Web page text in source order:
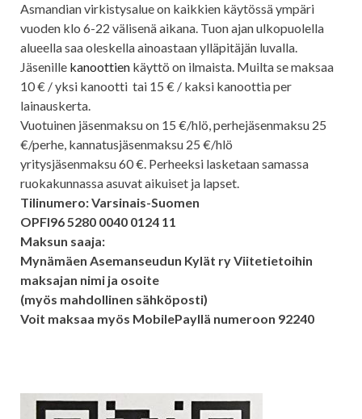
Asmandian virkistysalue on kaikkien käytössä ympäri
vuoden klo 6-22 välisenä aikana. Tuon ajan ulkopuolella
alueella saa oleskella ainoastaan ylläpitäjän luvalla.
Jäsenille kanoottien käyttö on ilmaista. Muilta se maksaa
10 € / yksi kanootti tai 15 € / kaksi kanoottia per
lainauskerta.
Vuotuinen jäsenmaksu on 15 €/hlö, perhejäsenmaksu 25
€/perhe, kannatusjäsenmaksu 25 €/hlö
yritysjäsenmaksu 60 €. Perheeksi lasketaan samassa
ruokakunnassa asuvat aikuiset ja lapset.
Tilinumero: Varsinais-Suomen
OPFI96 5280 0040 0124 11
Maksun saaja:
Mynämäen Asemanseudun Kylät ry Viitetietoihin
maksajan nimi ja osoite
(myös mahdollinen sähköposti)
Voit maksaa myös MobilePayllä numeroon 92240